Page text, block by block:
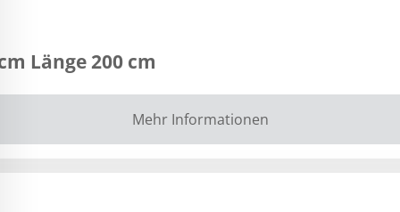
Länge 200 cm
Mehr Informationen